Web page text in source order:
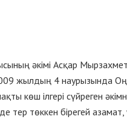
әкімі Асқар
жылдың 4 наурызында
ілгері сүйреген
төккен бірегей азамат,